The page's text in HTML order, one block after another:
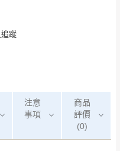
蹤
注意
事項
商品
評價
(0)